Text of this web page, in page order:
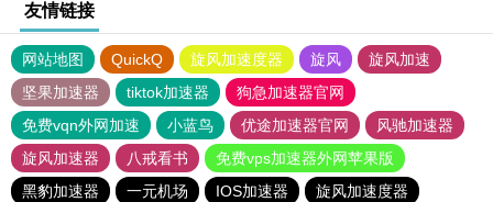
友情链接
网站地图 QuickQ 旋风加速度器 旋风
旋风加速
坚果加速器
tiktok加速器
狗急加速器官网
免费vqn外网加速
小蓝鸟 优途加速器官网
风驰加速器
旋风加速器
八戒看书
免费vps加速器外网苹果版
黑豹加速器
一元机场 IOS加速器
旋风加速度器